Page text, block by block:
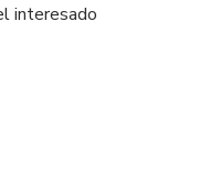
interesado